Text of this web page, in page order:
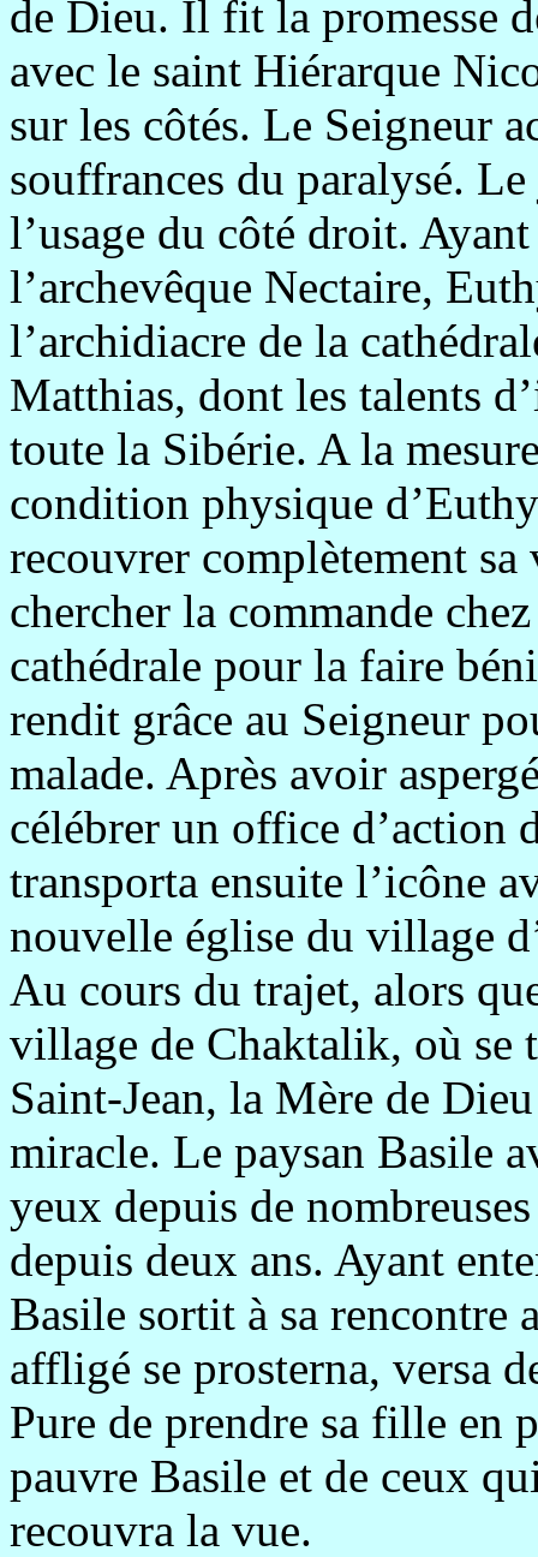
de Dieu. Il fit la promesse
avec le saint Hiérarque
sur les côtés. Le Seigneur
souffrances du paralysé.
l’usage du côté droit.
l’archevêque Nectaire,
l’archidiacre de la
Matthias, dont les talents
toute la Sibérie. A la
condition physique
recouvrer complètement
chercher la commande
cathédrale pour la faire
rendit grâce au Seigneur
malade. Après avoir
célébrer un office d’action
transporta ensuite l’icône
nouvelle église du village
Au cours du trajet, alors
village de Chaktalik, où se
Saint-Jean, la Mère de
miracle. Le paysan Basile
yeux depuis de
depuis deux ans. Ayant
Basile sortit à sa rencontre
affligé se prosterna, versa
Pure de prendre sa fille en
pauvre Basile et de ceux
recouvra la vue.